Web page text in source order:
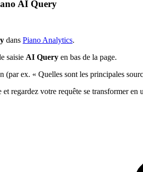
AI Query
dans Piano Analytics.
saisie AI Query en bas de la page.
(par ex. « Quelles sont les principales
regardez votre requête se transformer